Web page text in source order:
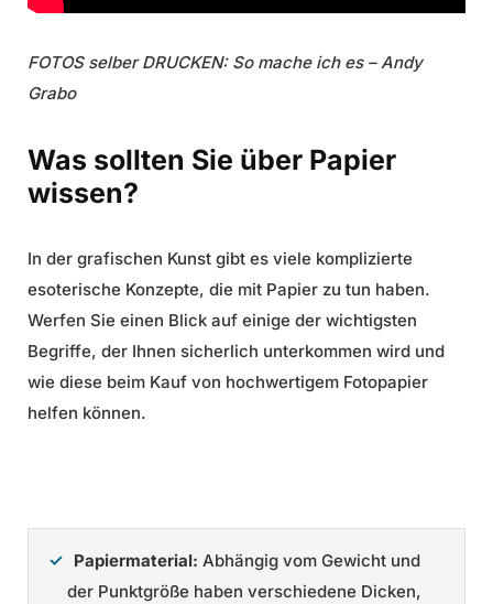
FOTOS selber DRUCKEN: So mache ich es – Andy
Grabo
Was sollten Sie über Papier
wissen?
In der grafischen Kunst gibt es viele komplizierte
esoterische Konzepte, die mit Papier zu tun haben.
Werfen Sie einen Blick auf einige der wichtigsten
Begriffe, der Ihnen sicherlich unterkommen wird und
wie diese beim Kauf von hochwertigem Fotopapier
helfen können.
Papiermaterial: Abhängig vom Gewicht und
der Punktgröße haben verschiedene Dicken,